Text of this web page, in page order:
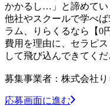
かかるし…」と諦めてい
他社やスクールで学べ
ラム、りらくるなら【0
費用を理由に、セラピ
して飛び込んできてくだ
募集事業者：株式会社り
応募画面に進む